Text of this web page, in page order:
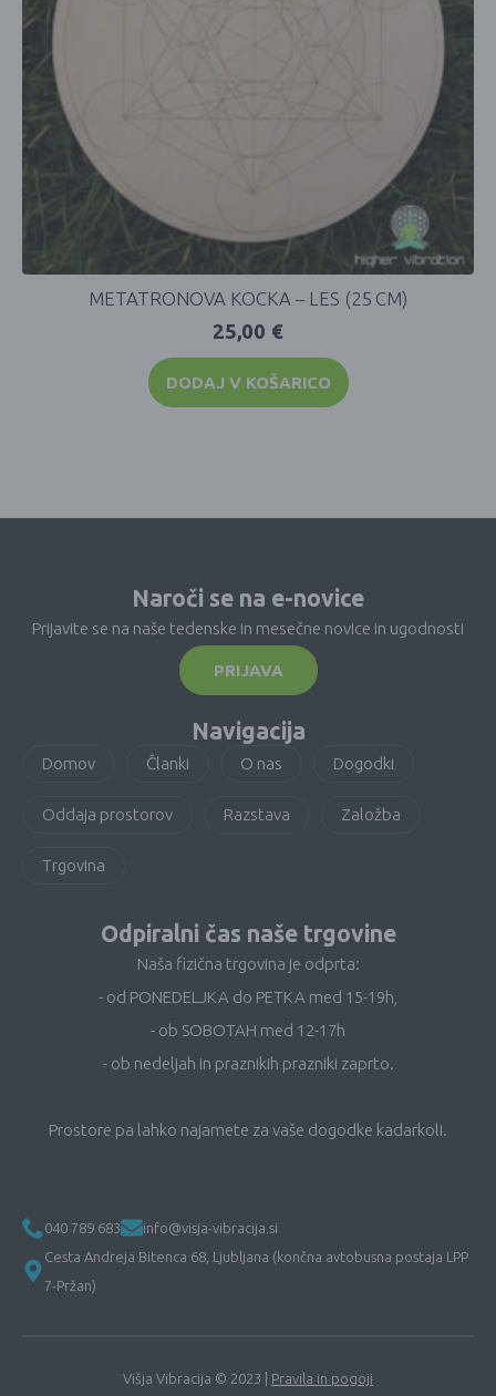
METATRONOVA KOCKA – LES (25 CM)
25,00 €
DODAJ V KOŠARICO
Naroči se na e-novice
Prijavite se na naše tedenske in mesečne novice in ugodnosti
PRIJAVA
Navigacija
Domov Članki O nas Dogodki
Oddaja prostorov Razstava Založba
Trgovina
Odpiralni čas naše trgovine
Naša fizična trgovina je odprta:
- od PONEDELJKA do PETKA med 15-19h,
- ob SOBOTAH med 12-17h
- ob nedeljah in praznikih prazniki zaprto.
Prostore pa lahko najamete za vaše dogodke kadarkoli.
040 789 683
info@visja-vibracija.si
Cesta Andreja Bitenca 68, Ljubljana (končna avtobusna postaja LPP
7-Pržan)
Višja Vibracija © 2023 | Pravila in pogoji